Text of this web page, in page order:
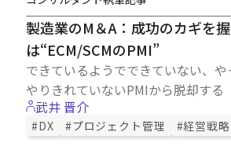
製造業のM＆A：成功のカギを
は“ECM/SCMのPMI”
できているようでできていない、
やりきれていないPMIから脱却する
武井 晋介
#DX #プロジェクト管理 #経営戦略